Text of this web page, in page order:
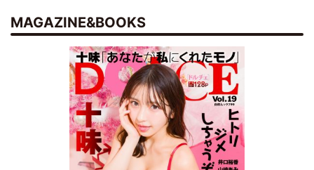
MAGAZINE&BOOKS